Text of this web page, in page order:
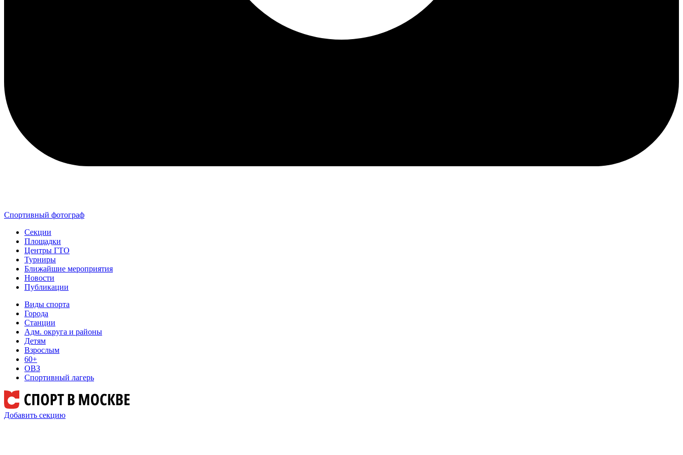
Спортивный фотограф
Секции
Площадки
Центры ГТО
Турниры
Ближайшие мероприятия
Новости
Публикации
Виды спорта
Города
Станции
Адм. округа и районы
Детям
Взрослым
60+
ОВЗ
Спортивный лагерь
Добавить секцию